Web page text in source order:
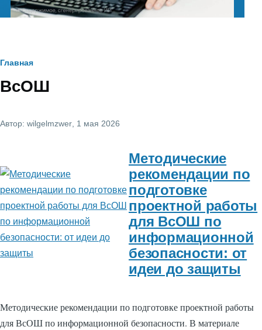
Строка
навигации
Главная
ВсОШ
Автор: wilgelmzwer , 1 мая 2026
Методические
рекомендации по
подготовке
проектной работы
для ВсОШ по
информационной
безопасности: от
идеи до защиты
Методические рекомендации по подготовке проектной работы
для ВсОШ по информационной безопасности. В материале